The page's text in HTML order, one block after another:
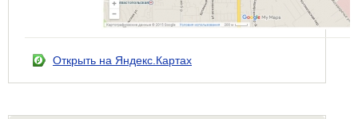
Открыть на Яндекс.Картах